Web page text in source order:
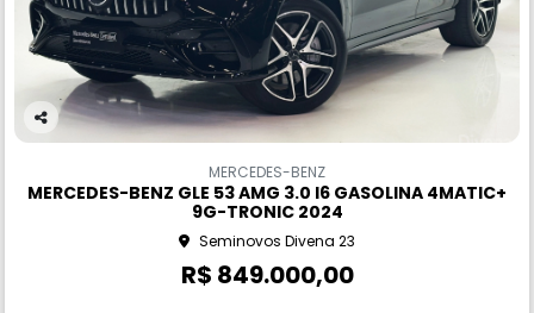
Co
rtil
MERCEDES-BENZ
MERCEDES-BENZ GLE 53 AMG 3.0 I6 GASOLINA 4MATIC+
9G-TRONIC 2024
Seminovos Divena 23
R$ 849.000,00